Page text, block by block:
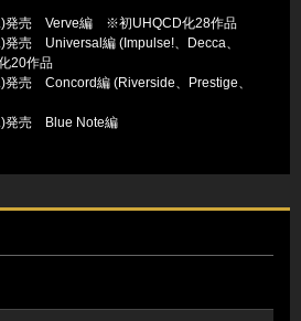
)発売 Verve編 ※初UHQCD化28作品
売 Universal編 (Impulse!、Decca、
20作品
発売 Concord編 (Riverside、Prestige、
)発売 Blue Note編